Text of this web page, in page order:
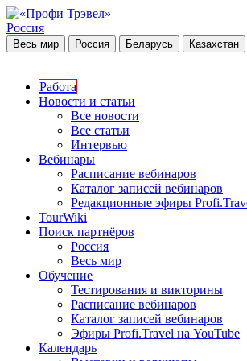
Россия
Весь мир Россия Беларусь Казахстан
Работа
Новости и статьи
Все новости
Все статьи
Интервью
Вебинары
Расписание вебинаров
Каталог записей вебинаров
Редакционные эфиры
TourWiki
Поиск партнёров
Россия
Весь мир
Обучение
Тестирования и викторины
Расписание вебинаров
Каталог записей вебинаров
Эфиры Profi.Travel на YouTube
Календарь